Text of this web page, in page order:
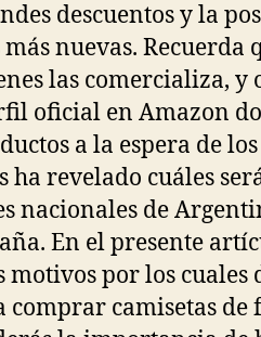
descuentos y la
nuevas. Recuerda
las comercializa, y
oficial en Amazon
a la espera de
ha revelado cuáles
nacionales de
En el presente
motivos por los cuales
comprar camisetas de